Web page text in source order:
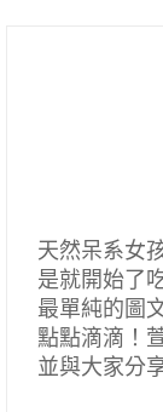
天然呆系女
是就開始了
最單純的圖
點點滴滴！
並與大家分